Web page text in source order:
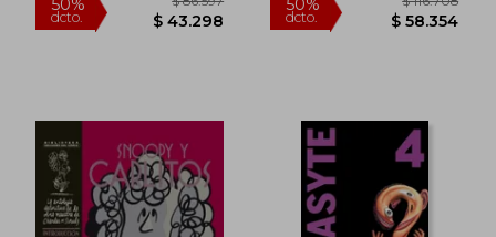
50%
dcto.
$ 111.351
$ 55.676
40%
dcto.